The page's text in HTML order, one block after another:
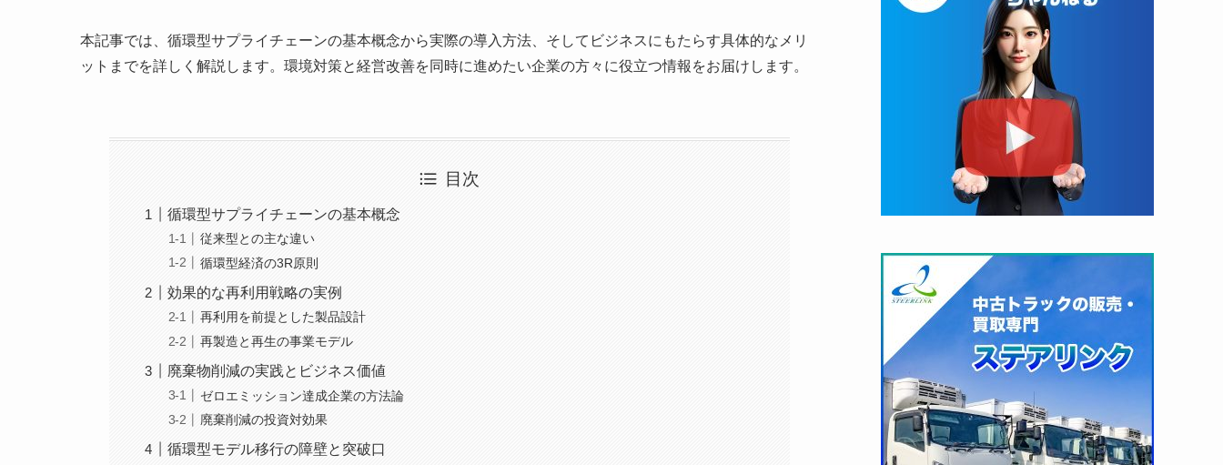
本記事では、循環型サプライチェーンの基本概念から実際の導入方法、そしてビジネスにもたらす具体的なメリ
ットまでを詳しく解説します。環境対策と経営改善を同時に進めたい企業の方々に役立つ情報をお届けします。
目次
循環型サプライチェーンの基本概念
従来型との主な違い
循環型経済の3R原則
効果的な再利用戦略の実例
再利用を前提とした製品設計
再製造と再生の事業モデル
廃棄物削減の実践とビジネス価値
ゼロエミッション達成企業の方法論
廃棄削減の投資対効果
循環型モデル移行の障壁と突破口